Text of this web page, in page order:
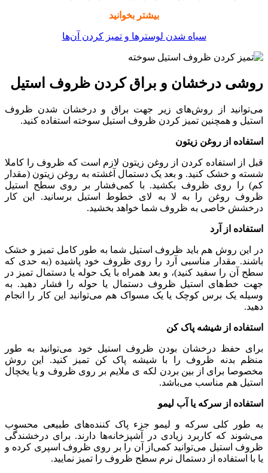
بیشتر بخوانید
سیاه شدن لوسترها و تمیز کردن آن‌ها
روشی درخشان و براق کردن ظروف استیل
می‌توانید از روش‌های زیر جهت براق و درخشان شدن ظروف
استیل و همچنین تمیز کردن ظروف استیل سوخته استفاده کنید.
استفاده از روغن زیتون
قبل از استفاده کردن از روغن زیتون لازم است که ظروف را کاملا
شسته و خشک کنید. و بعد یک دستمال آغشته به روغن زیتون (مقدار
کم) را روی ظروف بکشید. با کمی‌فشار بر روی سطح استیل
ظروف روغن را به لا به ‌لای خطوط استیل برسانید. این کار
درخشش خاصی به ظروف شما خواهد بخشید.
استفاده از آرد
در این روش هم باید ظروف استیل شما به طور کامل تمیز و خشک
باشند. مقدار مناسبی آرد را روی ظروف خود پاشیده (به حدی که
سطح آن را سفید کنید)، و بعد همراه با یک حوله یا دستمال تمیز در
جهت خط‌های استیل ظروف دستمال یا حوله را فشار دهید. به
وسیله یک برس کوچک یا یک مسواک هم می‌توانید این کار را انجام
دهید.
استفاده از شیشه پاک کن
برای حفظ درخشان بودن ظروف استیل خود می‌توانید به طور
منظم بدنه ظروف را با شیشه پاک کن تمیز کنید. این روش
مخصوصا برای از بین بردن لکه ی ملایم بر روی ظروف و یا یخچال
استیل هم مناسب می‌باشد.
استفاده از سرکه یا آب لیمو
به‌ طور کلی سرکه و لیمو جزء پاک‌ کننده‌‌های طبیعی محسوب
می‌شوند که کاربرد زیادی در آشپزخانه‌ها دارند. برای درخشندگی
ظروف استیل می‌توانید کمی‌از آن را بر روی ظروف اسپری کرده و
یا با استفاده از دستمال نرم سطح ظروف را تمیز نمایید.